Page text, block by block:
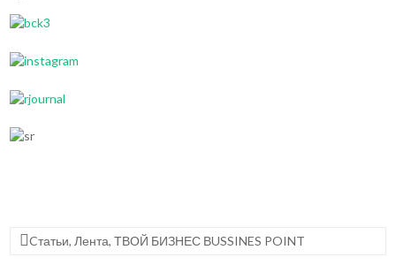
Cтатьи, Лента,ТВОЙ БИЗНЕС ВUSSINES POINT